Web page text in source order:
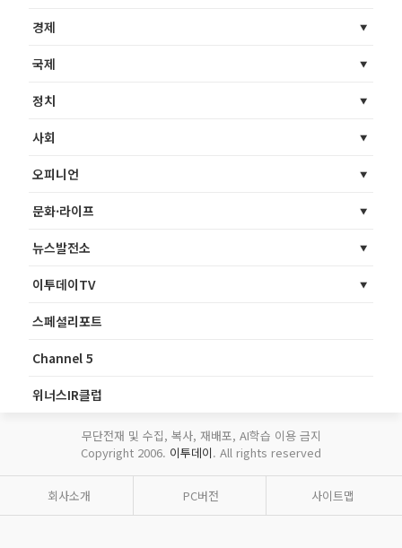
경제
국제
정치
사회
오피니언
문화·라이프
뉴스발전소
이투데이TV
스페셜리포트
Channel 5
위너스IR클럽
무단전재 및 수집, 복사, 재배포, AI학습 이용 금지
Copyright 2006. 이투데이. All rights reserved
회사소개 PC버전 사이트맵